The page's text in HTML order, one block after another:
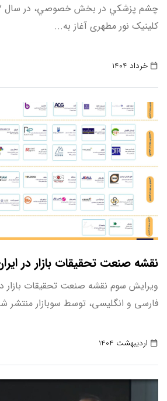
کلینیک نور مطهری آغاز به...
خرداد 1404
نقشه صنعت تحقیقات بازار در
ویرایش سوم نقشه صنعت تحقیقات بازار
فارسی و انگلیسی، توسط سوبازار منتشر
اردیبهشت 1404